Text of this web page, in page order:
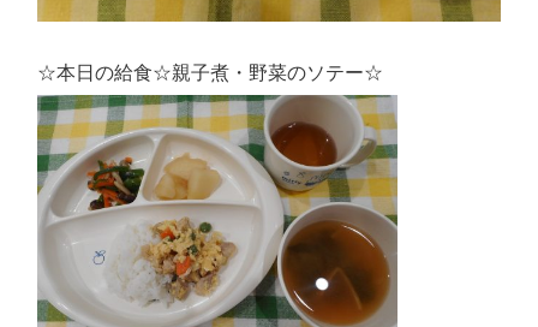
☆本日の給食☆親子煮・野菜のソテー☆